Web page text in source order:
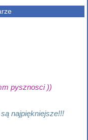
pysznosci ))
najpiękniejsze!!!